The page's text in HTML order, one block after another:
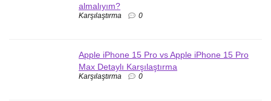
almalıyım?
Karşılaştırma 0
Apple iPhone 15 Pro vs Apple iPhone 15 Pro
Max Detaylı Karşılaştırma
Karşılaştırma 0